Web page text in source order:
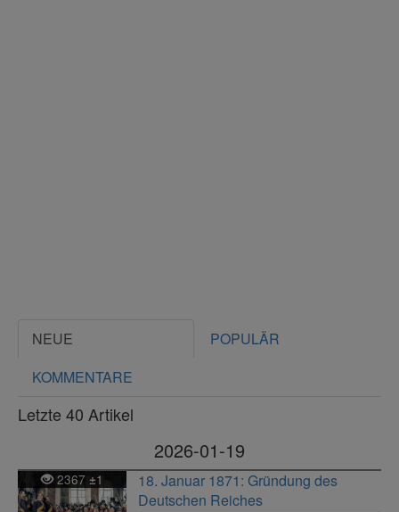
NEUE
POPULÄR
KOMMENTARE
Letzte 40 Artikel
2026-01-19
2367±1
18. Januar 1871: Gründung des
Deutschen Reiches